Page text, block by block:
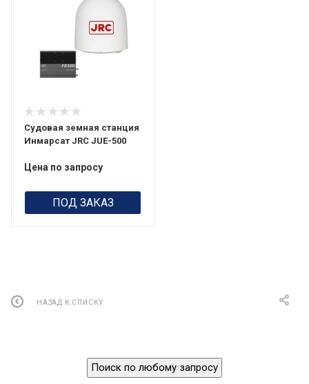
Судовая земная станция
Инмарсат JRC JUE-500
Цена по запросу
ПОД ЗАКАЗ
НАЗАД К СПИСКУ
Поиск по любому запросу